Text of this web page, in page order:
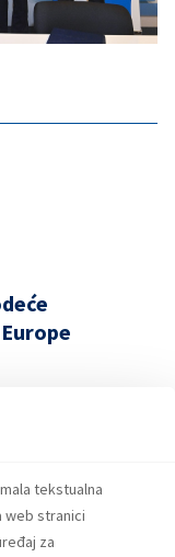
tekstualna
web stranici
za